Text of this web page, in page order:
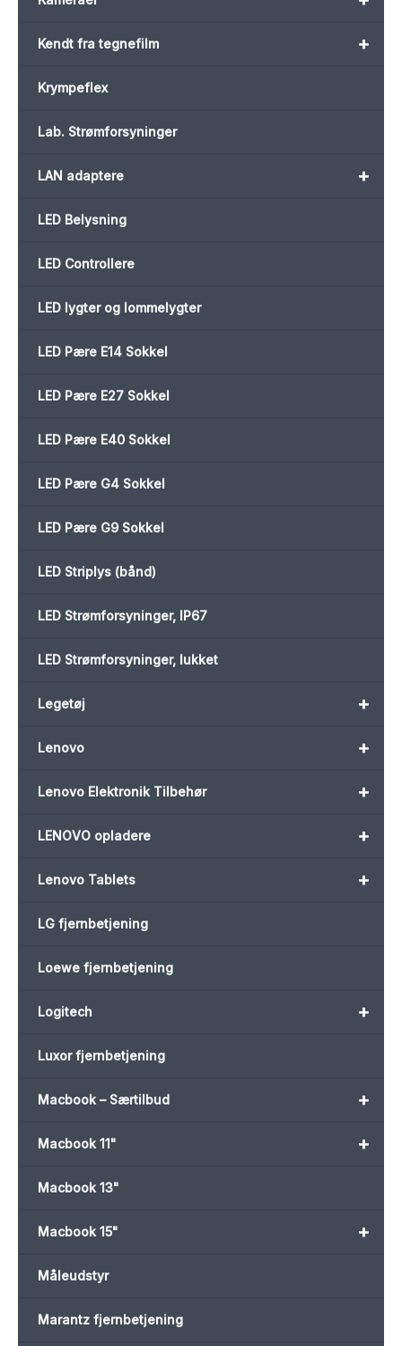
+
Kendt fra tegnefilm
Krympeflex
Lab. Strømforsyninger
+
LAN adaptere
LED Belysning
LED Controllere
LED lygter og lommelygter
LED Pære E14 Sokkel
LED Pære E27 Sokkel
LED Pære E40 Sokkel
LED Pære G4 Sokkel
LED Pære G9 Sokkel
LED Striplys (bånd)
LED Strømforsyninger, IP67
LED Strømforsyninger, lukket
+
Legetøj
+
Lenovo
+
Lenovo Elektronik Tilbehør
+
LENOVO opladere
+
Lenovo Tablets
LG fjernbetjening
Loewe fjernbetjening
+
Logitech
Luxor fjernbetjening
+
Macbook – Særtilbud
+
Macbook 11"
Macbook 13"
+
Macbook 15"
Måleudstyr
Marantz fjernbetjening